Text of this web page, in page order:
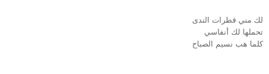
لك مني قطرات الندى
تحملها لك أنفاسي
كلما هب نسيم الصباح